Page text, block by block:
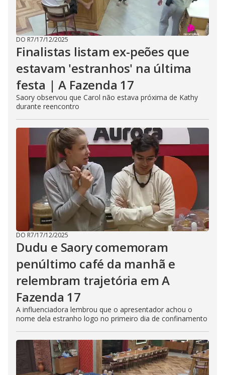
DO R7/17/12/2025
Finalistas listam ex-peões que
estavam 'estranhos' na última
festa | A Fazenda 17
Saory observou que Carol não estava próxima de Kathy
durante reencontro
DO R7/17/12/2025
Dudu e Saory comemoram
penúltimo café da manhã e
relembram trajetória em A
Fazenda 17
A influenciadora lembrou que o apresentador achou o
nome dela estranho logo no primeiro dia de confinamento